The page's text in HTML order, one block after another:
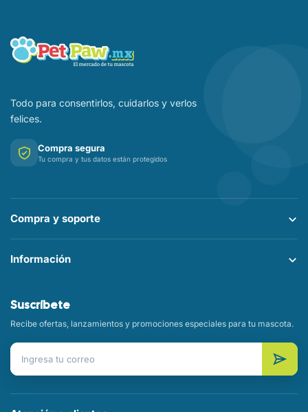
Todo para consentirlos, cuidarlos y verlos
felices.
Compra segura
Tu compra y tus datos están protegidos
Compra y soporte
Información
Suscríbete
Recibe ofertas, lanzamientos y promociones especiales para tu mascota.
Correo electrónico